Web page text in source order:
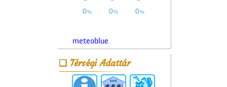
meteoblue
Térségi Adattár